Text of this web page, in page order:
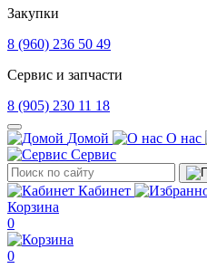
Закупки
8 (960) 236 50 49
Сервис и запчасти
8 (905) 230 11 18
Домой О нас
Сервис
Кабинет
Корзина
0
0